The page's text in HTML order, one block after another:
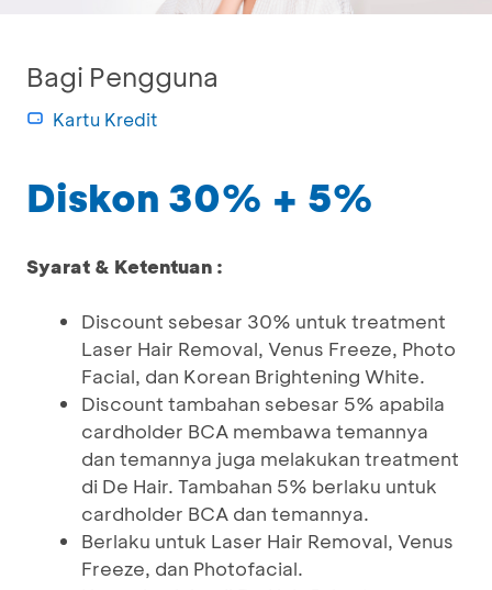
Bagi Pengguna
Kartu Kredit
Diskon 30% + 5%
Syarat & Ketentuan :
Discount sebesar 30% untuk treatment
Laser Hair Removal, Venus Freeze, Photo
Facial, dan Korean Brightening White.
Discount tambahan sebesar 5% apabila
cardholder BCA membawa temannya
dan temannya juga melakukan treatment
di De Hair. Tambahan 5% berlaku untuk
cardholder BCA dan temannya.
Berlaku untuk Laser Hair Removal, Venus
Freeze, dan Photofacial.